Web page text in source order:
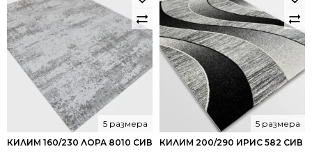
КИЛИМ 160/230 ЛОРА 8010 СИВ
5 размера
КИЛИМ 200/290 ИРИС 582 СИВ
5 размера